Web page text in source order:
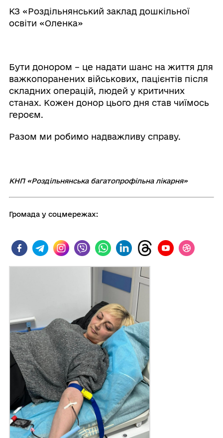
КЗ «Роздільнянський заклад дошкільної
освіти «Оленка»
Бути донором – це надати шанс на життя для
важкопоранених військових, пацієнтів після
складних операцій, людей у критичних
станах. Кожен донор цього дня став чиїмось
героєм.
Разом ми робимо надважливу справу.
КНП «Роздільнянська багатопрофільна лікарня»
Громада у соцмережах: